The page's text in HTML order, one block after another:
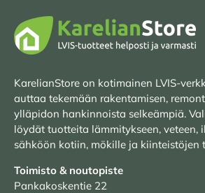
KarelianStore on kotimainen LVIS-
auttaa tekemään rakentamisen,
ylläpidon hankinnoista selkeämpiä.
löydät tuotteita lämmitykseen, veteen,
sähköön kotiin, mökille ja kiinteistöjen
Toimisto & noutopiste
Pankakoskentie 22